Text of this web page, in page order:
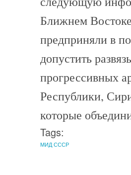
Ближнем
предприняли в
допустить
прогрессивных
Республики,
которые
Tags:
МИД СССР